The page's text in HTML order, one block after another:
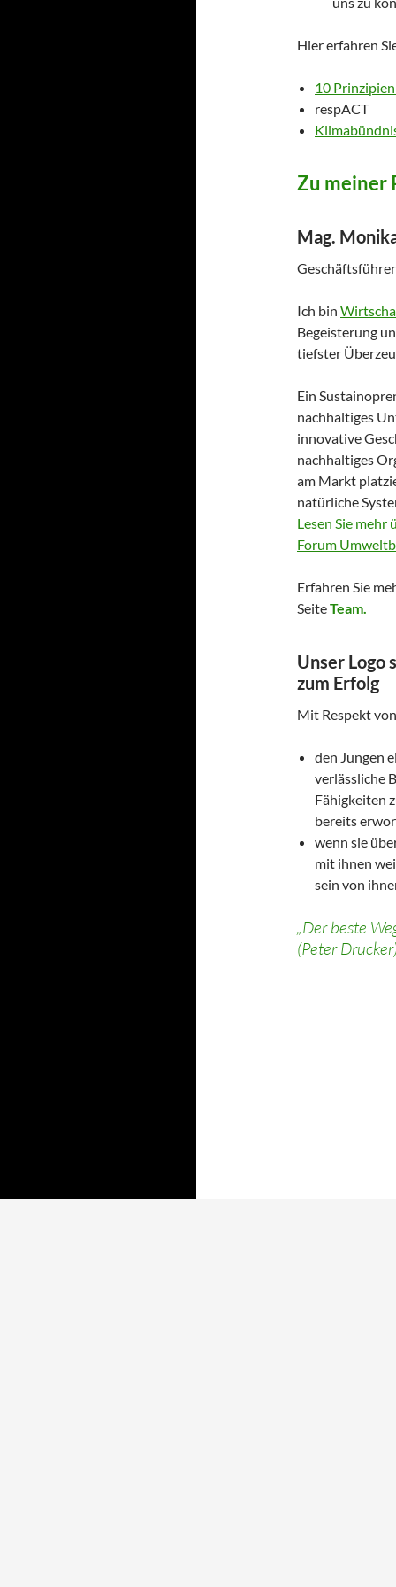
Hier erfahren
10 Prinzipien
respACT
Zu meiner
Mag.
Ich bin
Begeisterung
tiefster
Ein
nachhaltiges
innovative
nachhaltiges
am Markt
natürliche
Lesen Sie
Forum
Erfahren Sie
SeiteTeam.
Unser Logo
zum Erfolg
Mit Respekt
den Jungen
verlässliche
Fähigkeiten
bereits
wenn sie
mit ihnen
sein von
„Der beste
(Peter Drucker)